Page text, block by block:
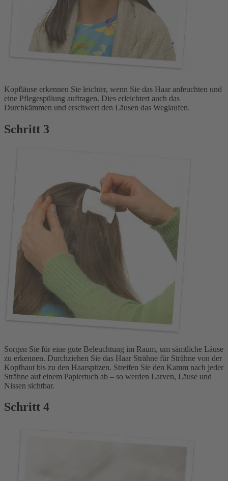
Kopfläuse erkennen Sie leichter, wenn Sie das Haar anfeuchten und
eine Pflegespülung auftragen. Dies erleichtert auch das
Durchkämmen und erschwert den Läusen das Weglaufen.
Schritt 3
Sorgen Sie für eine gute Beleuchtung im Raum, um sämtliche Läuse
zu erkennen. Durchziehen Sie das Haar Strähne für Strähne von der
Kopfhaut bis zu den Haarspitzen. Streifen Sie den Kamm nach jeder
Strähne auf einem Papiertuch ab – so werden Larven, Läuse und
Nissen sichtbar.
Schritt 4